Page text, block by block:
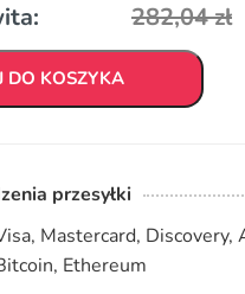
282,04zł
DO KOSZYKA
przesyłki
Mastercard, Discovery,
Ethereum